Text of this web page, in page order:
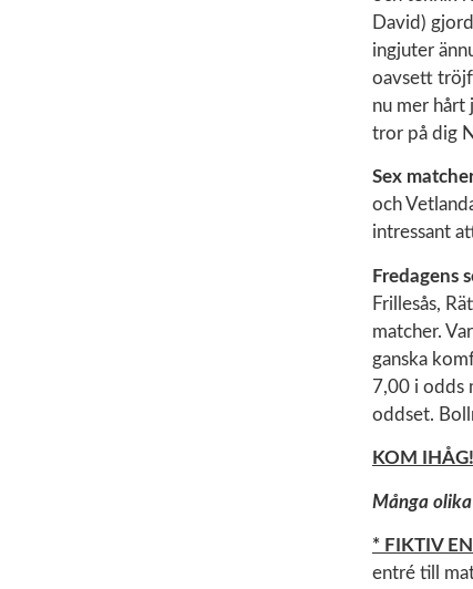
David)
ingjuter
oavsett
nu mer hårt
tror på dig
Sex
och
intressant
Fredagens
Frillesås,
matcher.
ganska
7,00 i odds
oddset.
KOM IHÅG!
Många
* FIKTIV
entré till